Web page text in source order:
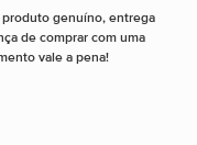
genuíno, entrega
de comprar com uma
vale a pena!